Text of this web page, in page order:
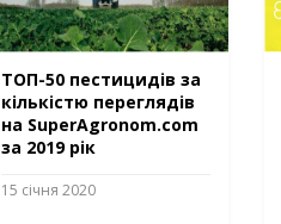
ТОП-50 пестицидів за
кількістю переглядів
на SuperAgronom.com
за 2019 рік
15 січня 2020